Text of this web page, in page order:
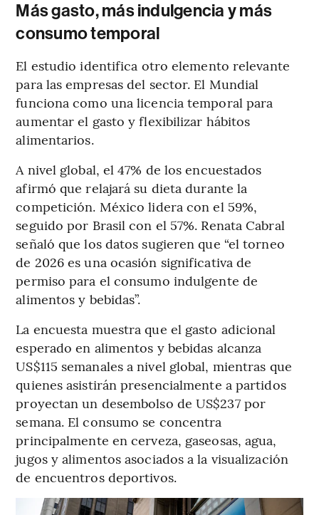
Más gasto, más indulgencia y más
consumo temporal
El estudio identifica otro elemento relevante
para las empresas del sector. El Mundial
funciona como una licencia temporal para
aumentar el gasto y flexibilizar hábitos
alimentarios.
A nivel global, el 47% de los encuestados
afirmó que relajará su dieta durante la
competición. México lidera con el 59%,
seguido por Brasil con el 57%. Renata Cabral
señaló que los datos sugieren que “el torneo
de 2026 es una ocasión significativa de
permiso para el consumo indulgente de
alimentos y bebidas”.
La encuesta muestra que el gasto adicional
esperado en alimentos y bebidas alcanza
US$115 semanales a nivel global, mientras que
quienes asistirán presencialmente a partidos
proyectan un desembolso de US$237 por
semana. El consumo se concentra
principalmente en cerveza, gaseosas, agua,
jugos y alimentos asociados a la visualización
de encuentros deportivos.